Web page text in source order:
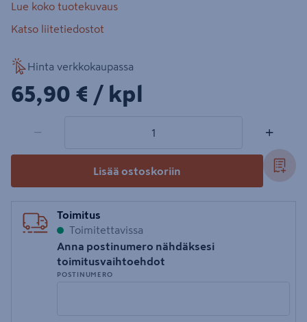
Lue koko tuotekuvaus
Katso liitetiedostot
Hinta verkkokaupassa
65,90€/kpl
65,90 € / kpl
− +
Lisää ostoskoriin
Toimitus
Toimitettavissa
Anna postinumero nähdäksesi
toimitusvaihtoehdot
POSTINUMERO